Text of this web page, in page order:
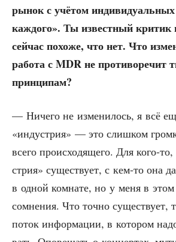
рынок с учё­том инди­ви­ду­аль­ных
каж­до­го». Ты извест­ный кри­тик
сей­час похо­же, что нет. Что
рабо­та с MDR не про­ти­во­ре­чит
принципам?
— Ниче­го не изме­ни­лось, я всё
«инду­стрия» — это слиш­ком
все­го про­ис­хо­дя­ще­го. Для кого-
стрия» суще­ству­ет, с кем-то она
в одной ком­на­те, но у меня в этом
сомне­ния. Что точ­но суще­ству­ет,
поток инфор­ма­ции, в кото­ром